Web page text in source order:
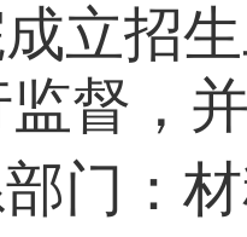
立招
督，
门：